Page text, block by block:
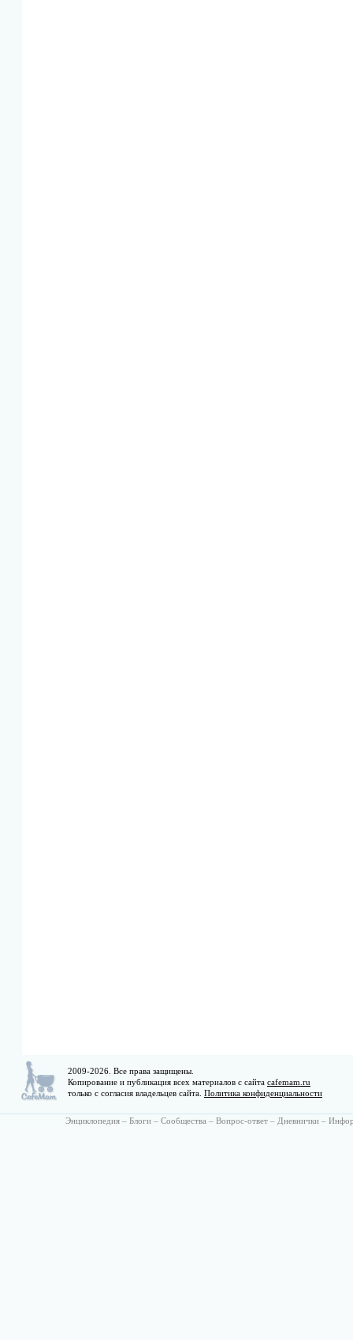
2009-2026. Все права защищены.
Копирование и публикация всех материалов с сайта cafemam.ru
только с согласия владельцев сайта. Политика конфиденциальности
Энциклопедия – Блоги – Сообщества – Вопрос-ответ – Дневнички –